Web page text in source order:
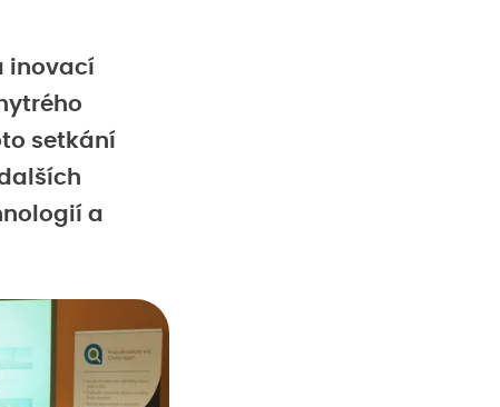
inovací
setkání
a